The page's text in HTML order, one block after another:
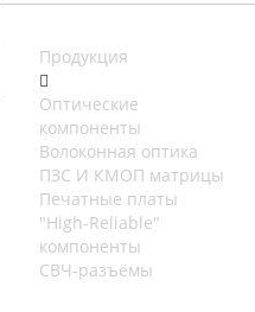
Продукция
Оптические
компоненты
Волоконная оптика
ПЗС И КМОП матрицы
Печатные платы
"High-Reliable"
компоненты
СВЧ-разъёмы